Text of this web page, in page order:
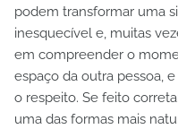
podem transformar uma
inesquecível e, muitas
em compreender o
espaço da outra pessoa,
o respeito. Se feito
uma das formas mais